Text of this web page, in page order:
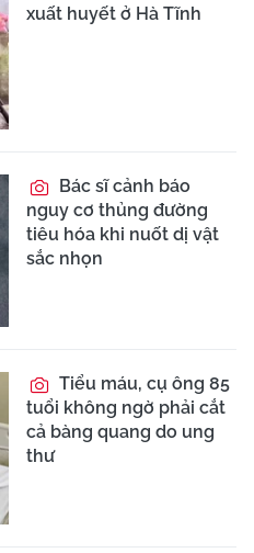
xuất huyết ở Hà Tĩnh
Bác sĩ cảnh báo
nguy cơ thủng đường
tiêu hóa khi nuốt dị vật
sắc nhọn
Tiểu máu, cụ ông 85
tuổi không ngờ phải cắt
cả bàng quang do ung
thư